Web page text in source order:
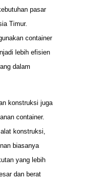
pasar
Timur.
container
lebih efisien
dalam
konstruksi juga
container.
konstruksi,
biasanya
yang lebih
dan berat